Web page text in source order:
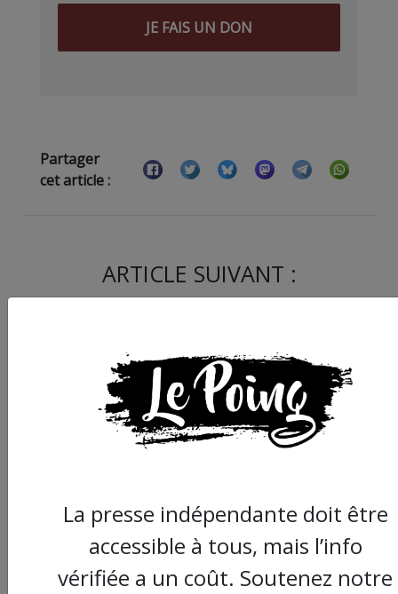
JE FAIS UN DON
Partager
cet article :
ARTICLE SUIVANT :
Montpellier : un
national à
dans le Clapas pour
samedi 10 décembre
La presse indépendante doit être
accessible à tous, mais l’info
vérifiée a un coût. Soutenez notre